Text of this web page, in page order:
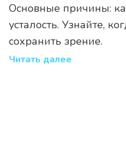
Основные причины:
усталость. Узнайте,
сохранить зрение.
Читать далее